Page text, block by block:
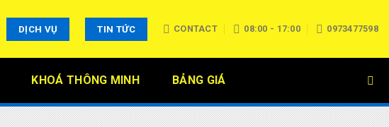
DỊCH VỤ TIN TỨC CONTACT 08:00 - 17:00 0973477598
KHOÁ THÔNG MINH BẢNG GIÁ